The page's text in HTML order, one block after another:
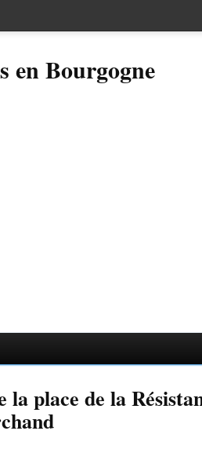
en Bourgogne
la place de la